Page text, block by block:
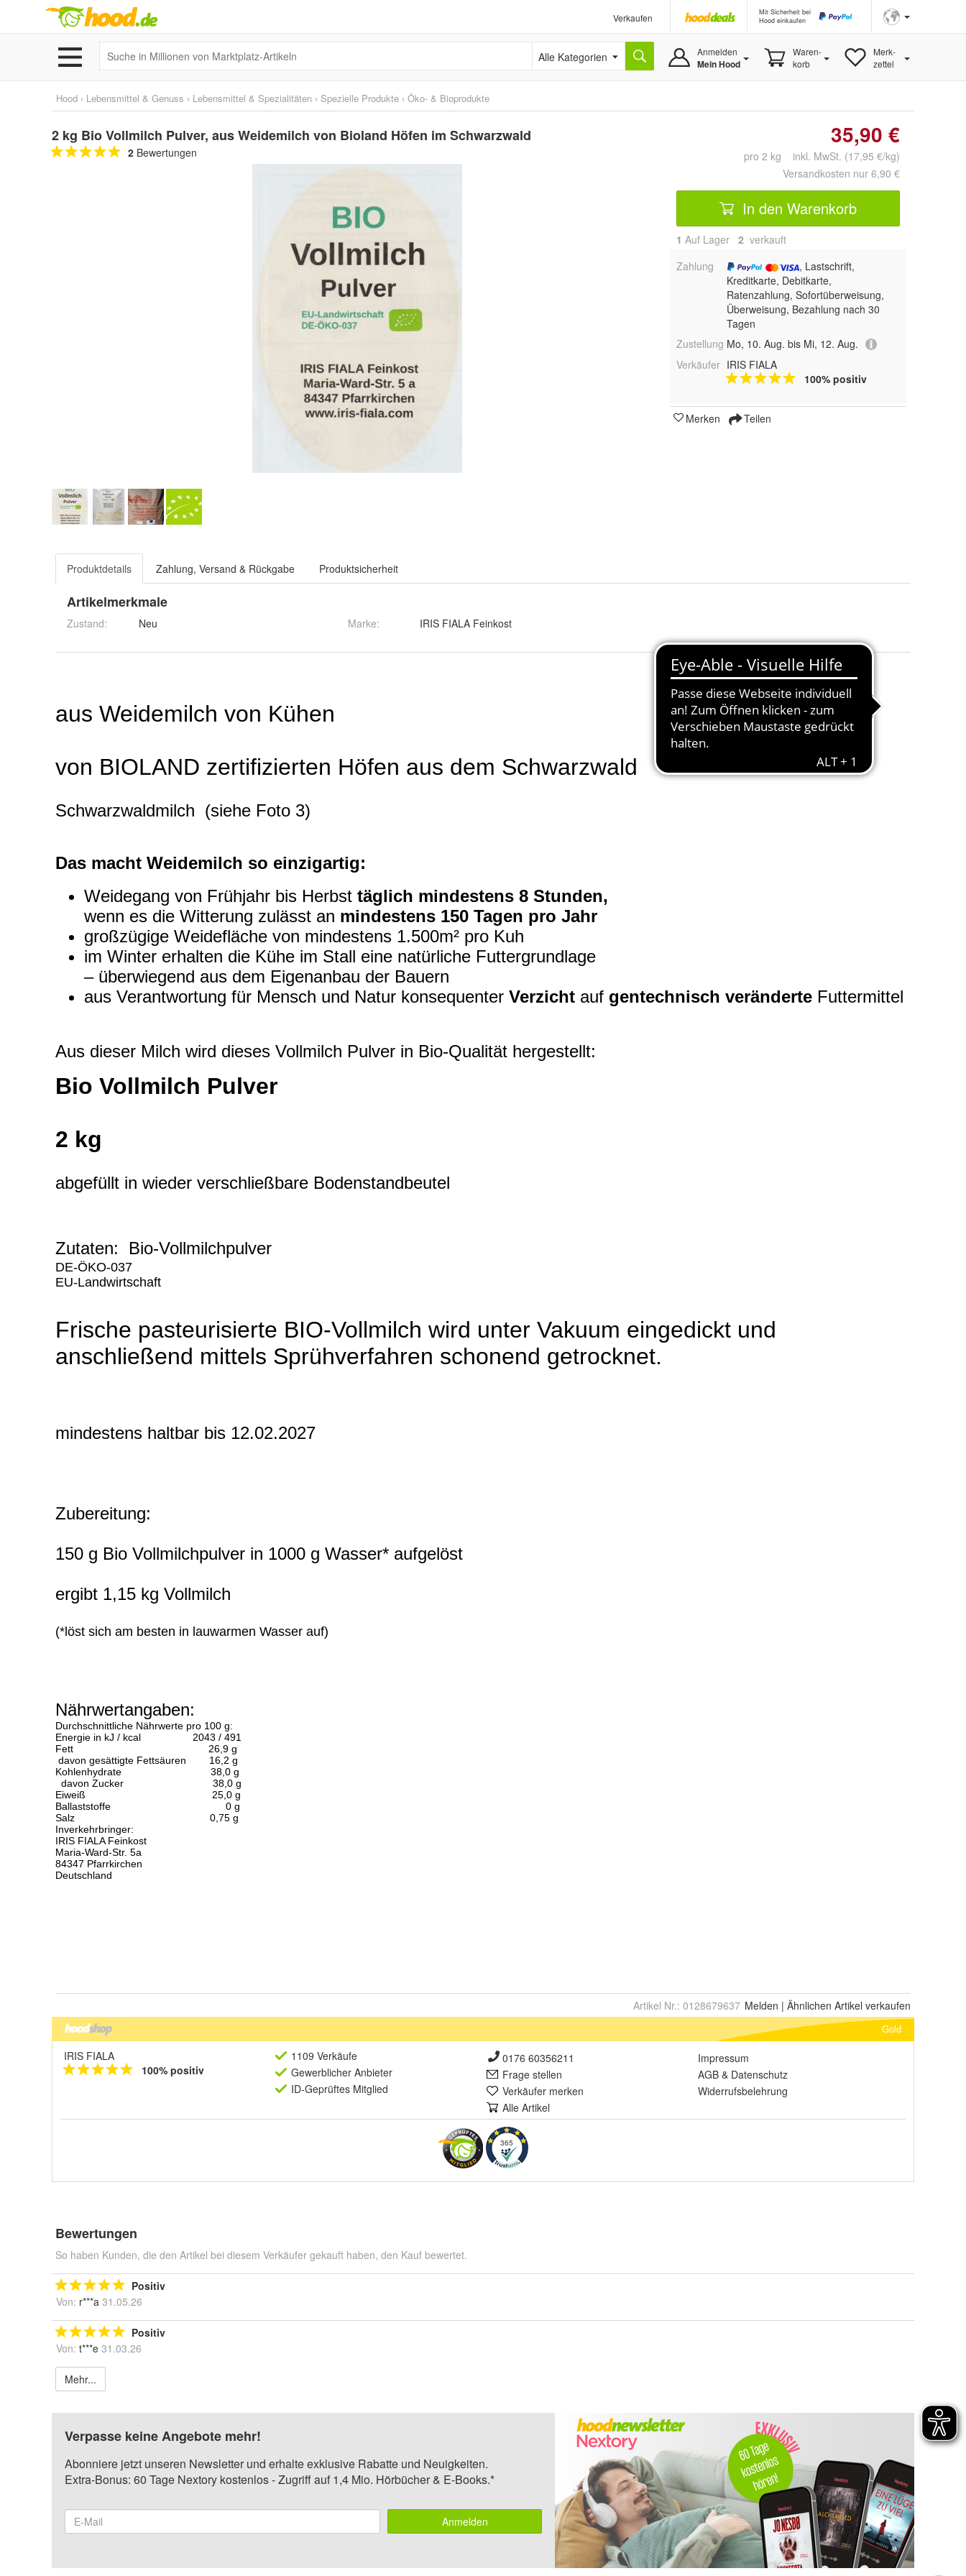
Verkaufen
Mit Sicherheit bei
Hood einkaufen
Alle Kategorien Anmelden
Mein Hood
Waren-
korb
Merk-
zettel
Hood › Lebensmittel & Genuss › Lebensmittel & Spezialitäten › Spezielle Produkte › Öko- & Bioprodukte
2 kg Bio Vollmilch Pulver, aus Weidemilch von Bioland Höfen im Schwarzwald
2 Bewertungen
35,90 €
pro 2 kg inkl. MwSt. (17,95 €/kg)
Versandkosten nur 6,90 €
In den Warenkorb
1 Auf Lager 2 verkauft
Zahlung
, Lastschrift,
Kreditkarte, Debitkarte,
Ratenzahlung, Sofortüberweisung,
Überweisung, Bezahlung nach 30
Tagen
Zustellung Mo, 10. Aug. bis Mi, 12. Aug.
Verkäufer IRIS FIALA
100% positiv
Merken Teilen
Produktdetails Zahlung, Versand & Rückgabe Produktsicherheit
Artikelmerkmale
Zustand: Neu Marke: IRIS FIALA Feinkost
Artikel Nr.: 0128679637 Melden | Ähnlichen Artikel verkaufen
Gold
IRIS FIALA
100% positiv
1109 Verkäufe
Gewerblicher Anbieter
ID-Geprüftes Mitglied
0176 60356211
Frage stellen
Verkäufer merken
Alle Artikel
Impressum
AGB & Datenschutz
Widerrufsbelehrung
365
Bewertungen
So haben Kunden, die den Artikel bei diesem Verkäufer gekauft haben, den Kauf bewertet.
Positiv
Von: r***a 31.05.26
Positiv
Von: t***e 31.03.26
Mehr...
Verpasse keine Angebote mehr!
Abonniere jetzt unseren Newsletter und erhalte exklusive Rabatte und Neuigkeiten.
Extra-Bonus: 60 Tage Nextory kostenlos - Zugriff auf 1,4 Mio. Hörbücher & E-Books.*
Anmelden